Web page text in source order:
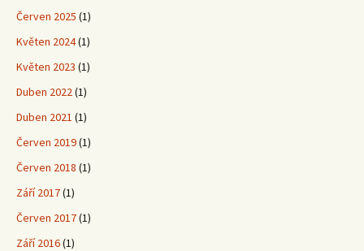
Červen 2025 (1)
Květen 2024(1)
Květen 2023 (1)
Duben 2022(1)
Duben 2021 (1)
Červen 2019(1)
Červen 2018 (1)
Září 2017(1)
Červen 2017(1)
Září 2016(1)